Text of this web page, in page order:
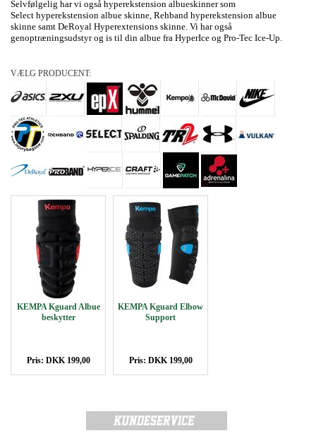
Selvfølgelig har vi også hyperekstension albueskinner som
Select hyperekstension albue skinne, Rehband hyperekstension albue
skinne samt DeRoyal Hyperextensions skinne. Vi har også
genoptræningsudstyr og is til din albue fra HyperIce og Pro-Tec Ice-Up.
VÆLG PRODUCENT:
KEMPA Kguard Albue
beskytter
Pris: DKK 199,00
KEMPA Kguard Elbow
Support
Pris: DKK 199,00